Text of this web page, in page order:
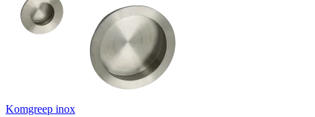
Komgreep inox